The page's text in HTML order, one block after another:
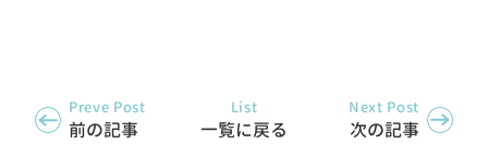
Preve Post
前の記事
List
一覧に戻る
Next Post
次の記事